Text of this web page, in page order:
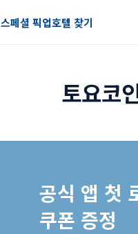
스페셜 픽업호텔 찾기
토요코
공식 앱 첫
쿠폰 증정